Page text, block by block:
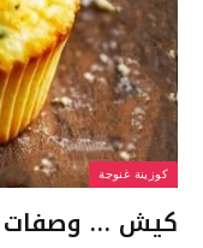
كوزينة غنوجة
كيش … وصفات